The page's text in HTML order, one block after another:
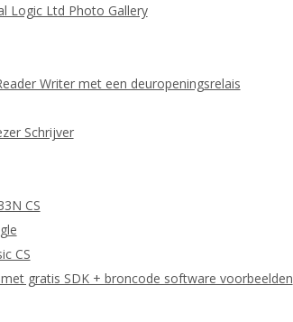
Logic Ltd Photo Gallery
Writer met een deuropeningsrelais
Schrijver
CS
CS
met gratis SDK + broncode software voorbeelden